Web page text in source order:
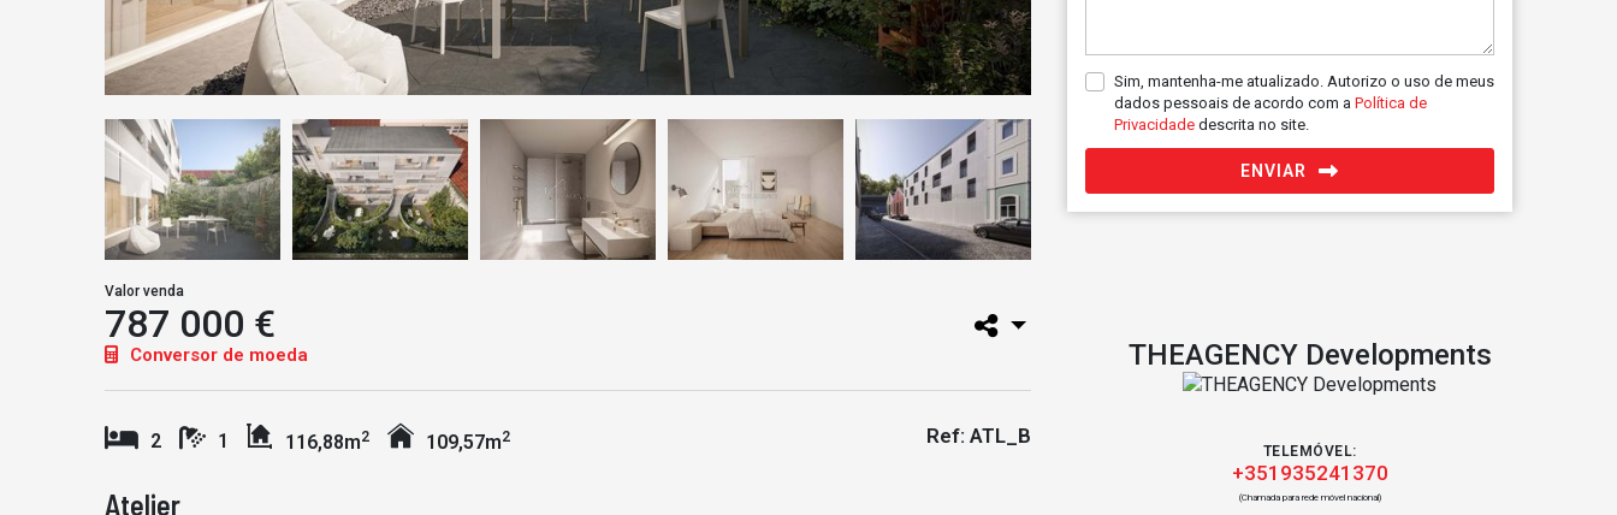
Valor venda
787 000 €
Conversor de moeda
2 1 116,88m2 109,57m2 Ref: ATL_B
Atelier
Sim, mantenha-me atualizado. Autorizo o uso de meus
dados pessoais de acordo com a Política de
Privacidade descrita no site.
ENVIAR
THEAGENCY Developments
TELEMÓVEL:
+351935241370
(Chamada para rede móvel nacional)